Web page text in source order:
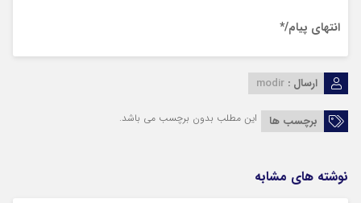
انتهای پیام/*
ارسال : modir
برچسب ها این مطلب بدون برچسب می باشد.
نوشته های مشابه